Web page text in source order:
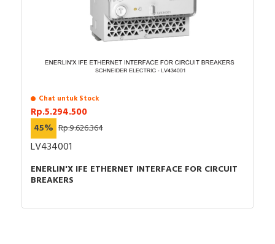
U-Winfly, Hioki, TAC, Imou, Airquality, Legrand,
Mennekes, Epcos, Safe-D-Lock, Leroy Somer, Allen-
Bradley, Sunfree, Secure, Telergon, Circutor, OPT, CIC,
Alpha, Selis, Telemecanique, Trafindo, Esitas, BOSS,
Veloce dan masih banyak lagi.
Anda dapat berbelanja dengan aman di
karena semua barang yang kami jual dijamin 100%
asli, bergaransi resmi dan dapat disertai dengan surat
dan informasi lebih lanjut bisa menghubungi tim sales
Chat untuk Stock
Rp.5.294.500
45% Rp.9.626.364
LV434001
ENERLIN'X IFE ETHERNET INTERFACE FOR CIRCUIT
BREAKERS